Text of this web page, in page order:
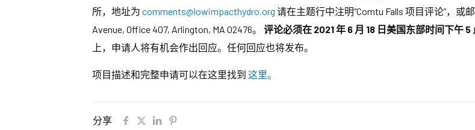
所，地址为 comments@lowimpacthydro.org 请在主题行中注明“Comtu Falls 项目评论”，或
Avenue, Office 407, Arlington, MA 02476。 评论必须在 2021 年 6 月 18 日美国东部时间下午
上，申请人将有机会作出回应。任何回应也将发布。
项目描述和完整申请可以在这里找到 这里。
分享